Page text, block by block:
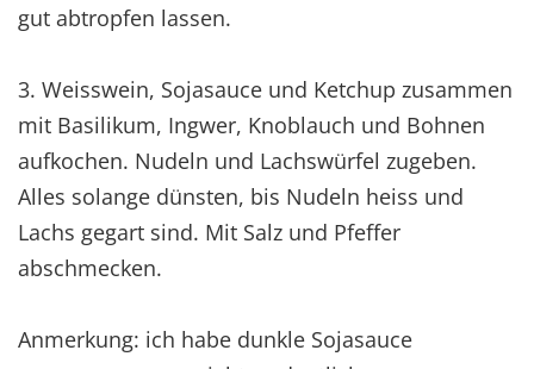
gut abtropfen lassen.
3. Weisswein, Sojasauce und Ketchup zusammen
mit Basilikum, Ingwer, Knoblauch und Bohnen
aufkochen. Nudeln und Lachswürfel zugeben.
Alles solange dünsten, bis Nudeln heiss und
Lachs gegart sind. Mit Salz und Pfeffer
abschmecken.
Anmerkung: ich habe dunkle Sojasauce